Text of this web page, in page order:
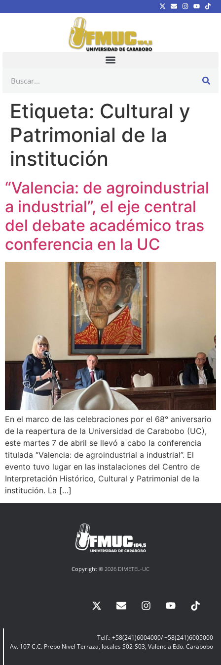
Etiqueta: Cultural y
Patrimonial de la
institución
“Valencia: de agroindustrial
a industrial”, el eje central
del debate académico tras
conferencia en la UC
En el marco de las celebraciones por el 68° aniversario
de la reapertura de la Universidad de Carabobo (UC),
este martes 7 de abril se llevó a cabo la conferencia
titulada “Valencia: de agroindustrial a industrial”. El
evento tuvo lugar en las instalaciones del Centro de
Interpretación Histórico, Cultural y Patrimonial de la
institución. ​La […]
Copyright © 2026 DIMETEL-UC
Telf.: +58(241)6004000/ +58(241)6005000
Av. 107 C.C. Prebo Nivel Terraza, locales S02-S03, Valencia Edo. Carabobo